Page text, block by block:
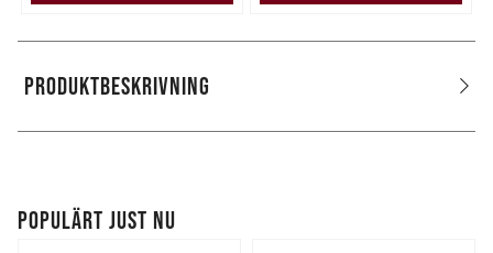
PRODUKTBESKRIVNING
POPULÄRT JUST NU